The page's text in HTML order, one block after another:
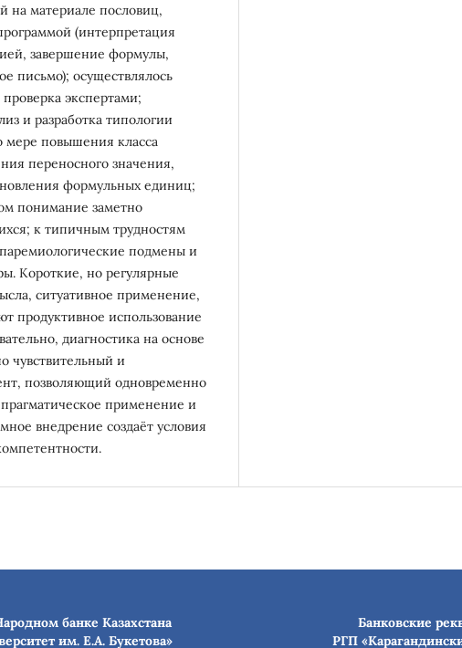
на материале пословиц,
(интерпретация
завершение формулы,
письмо); осуществлялось
экспертами;
и разработка типологии
мере повышения класса
переносного значения,
формульных единиц;
понимание заметно
к типичным трудностям
подмены и
Короткие, но регулярные
ситуативное применение,
продуктивное использование
диагностика на основе
чувствительный и
позволяющий одновременно
применение и
внедрение создаёт условия
банке Казахстана
им. Е.А. Букетова»
Банковские
РГП